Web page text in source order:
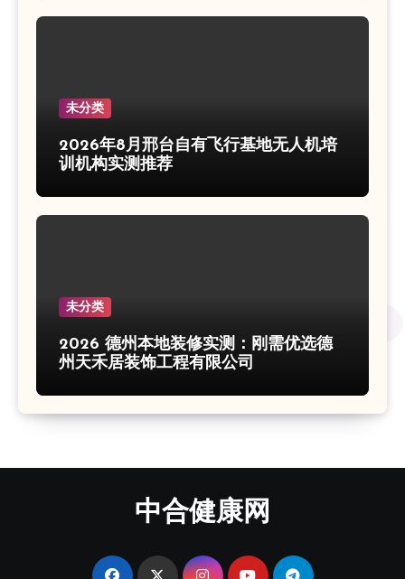
未分类
2026年8月邢台自有飞行基地无人机培
训机构实测推荐
未分类
2026 德州本地装修实测：刚需优选德
州天禾居装饰工程有限公司
中合健康网